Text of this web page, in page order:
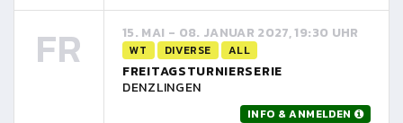
FR 15. MAI - 08. JANUAR 2027, 19:30 UHR
WT DIVERSE ALL
FREITAGSTURNIERSERIE
DENZLINGEN
INFO & ANMELDEN